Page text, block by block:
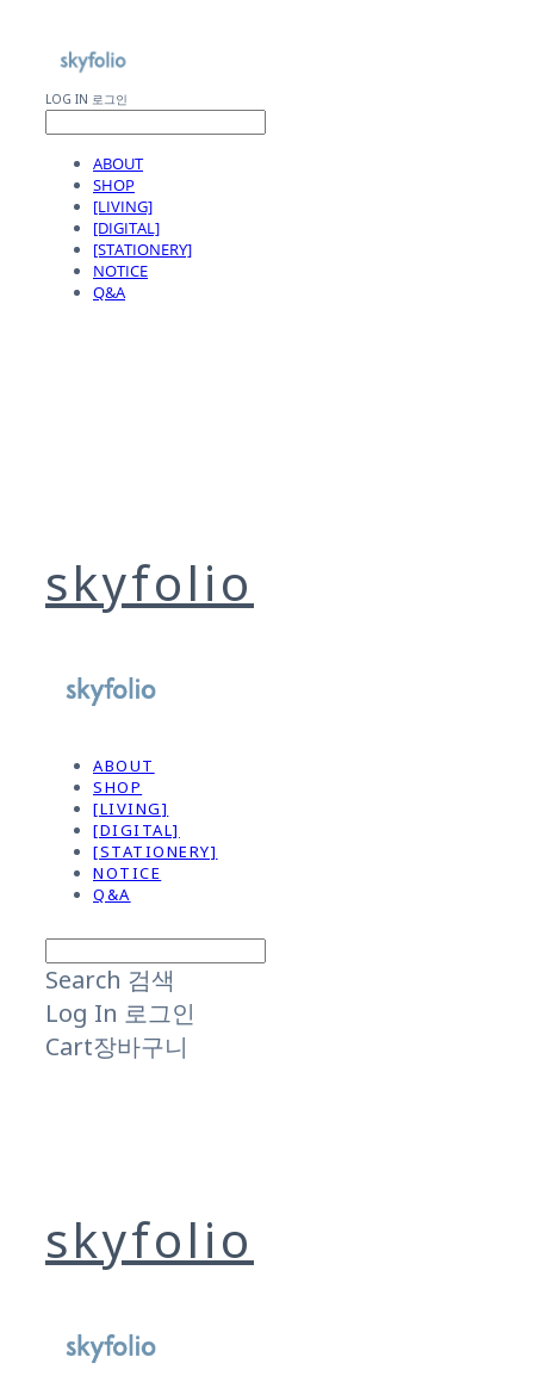
LOG IN 로그인
ABOUT
SHOP
[LIVING]
[DIGITAL]
[STATIONERY]
NOTICE
Q&A
skyfolio
ABOUT
SHOP
[LIVING]
[DIGITAL]
[STATIONERY]
NOTICE
Q&A
Search 검색
Log In 로그인
Cart장바구니
skyfolio